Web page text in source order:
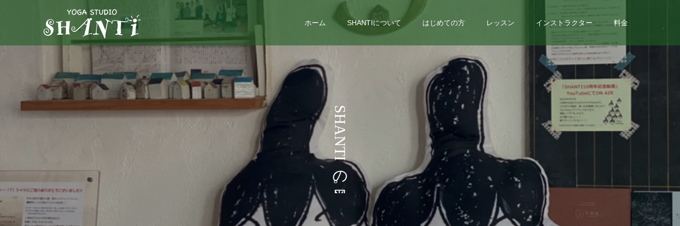
ホーム SHANTIについて はじめての方 レッスン インストラクター 料金
S
H
A
N
T
I
の
。
う